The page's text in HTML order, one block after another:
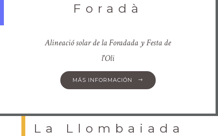
Foradà
Alineació solar de la Foradada y Festa de
l'Oli
MÁS INFORMACIÓN
La Llombaiada